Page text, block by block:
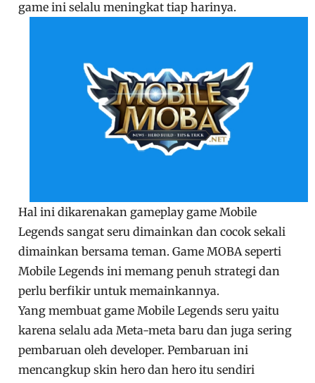
game ini selalu meningkat tiap harinya.
Hal ini dikarenakan gameplay game Mobile
Legends sangat seru dimainkan dan cocok sekali
dimainkan bersama teman. Game MOBA seperti
Mobile Legends ini memang penuh strategi dan
perlu berfikir untuk memainkannya.
Yang membuat game Mobile Legends seru yaitu
karena selalu ada Meta-meta baru dan juga sering
pembaruan oleh developer. Pembaruan ini
mencangkup skin hero dan hero itu sendiri